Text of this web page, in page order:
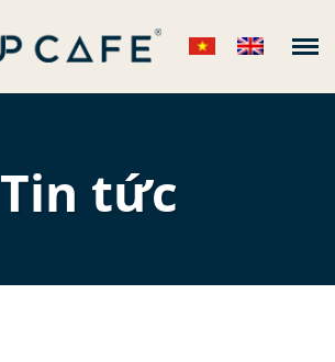
VỀ CHÚNG TÔI
CỬA HÀNG
Tin tức